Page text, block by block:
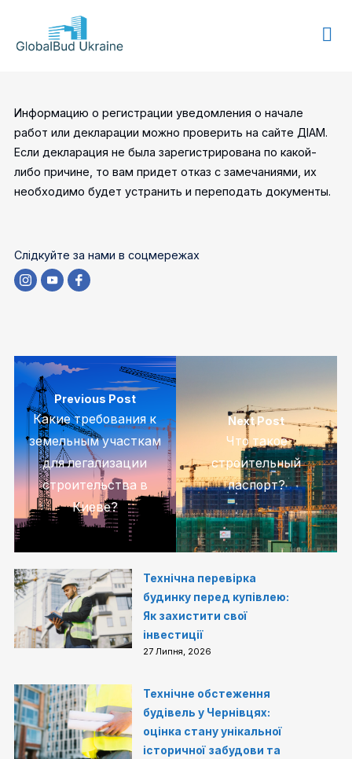
GLOBALBUD
Информацию о регистрации уведомления о начале
работ или декларации можно проверить на сайте ДІАМ.
Если декларация не была зарегистрирована по какой-
либо причине, то вам придет отказ с замечаниями, их
необходимо будет устранить и переподать документы.
Слідкуйте за нами в соцмережах
Previous Post
Какие требования к
земельным участкам
для легализации
строительства в
Киеве?
Next Post
Что такое
строительный
паспорт?
Технічна перевірка
будинку перед купівлею:
Як захистити свої
інвестиції
27 Липня, 2026
Технічне обстеження
будівель у Чернівцях:
оцінка стану унікальної
історичної забудови та